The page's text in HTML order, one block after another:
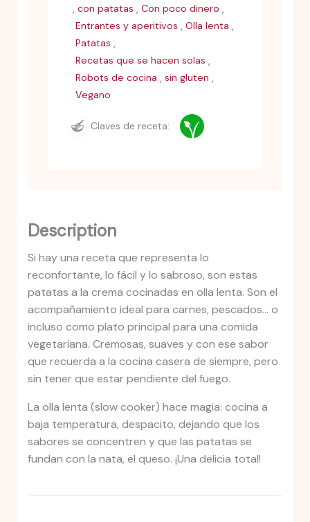
, con patatas , Con poco dinero ,
Entrantes y aperitivos , Olla lenta ,
Patatas ,
Recetas que se hacen solas ,
Robots de cocina , sin gluten ,
Vegano
Claves de receta:
Description
Si hay una receta que representa lo
reconfortante, lo fácil y lo sabroso, son estas
patatas a la crema cocinadas en olla lenta. Son el
acompañamiento ideal para carnes, pescados… o
incluso como plato principal para una comida
vegetariana. Cremosas, suaves y con ese sabor
que recuerda a la cocina casera de siempre, pero
sin tener que estar pendiente del fuego.
La olla lenta (slow cooker) hace magia: cocina a
baja temperatura, despacito, dejando que los
sabores se concentren y que las patatas se
fundan con la nata, el queso. ¡Una delicia total!